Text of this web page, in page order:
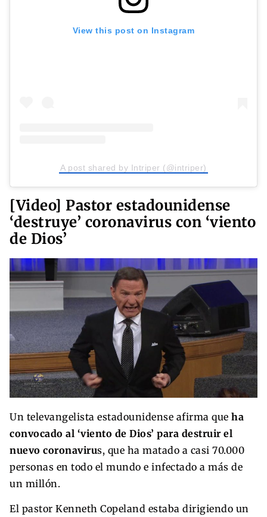
View this post on Instagram
A post shared by Intriper (@intriper)
[Video] Pastor estadounidense
‘destruye’ coronavirus con ‘viento
de Dios’
Un televangelista estadounidense afirma que ha
convocado al ‘viento de Dios’ para destruir el
nuevo coronavirus, que ha matado a casi 70.000
personas en todo el mundo e infectado a más de
un millón.
El pastor Kenneth Copeland estaba dirigiendo un